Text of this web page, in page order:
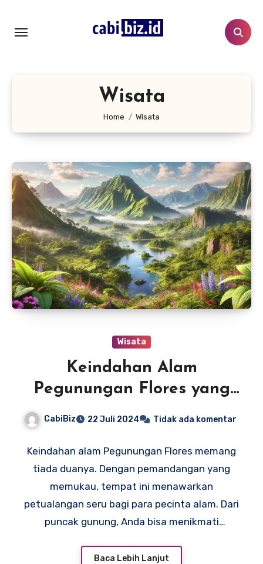
konten
Wisata
Home Wisata
Wisata
Keindahan Alam
Pegunungan Flores yang
CabiBiz 22 Juli 2024 Tidak ada komentar
Keindahan alam Pegunungan Flores memang
tiada duanya. Dengan pemandangan yang
memukau, tempat ini menawarkan
petualangan seru bagi para pecinta alam. Dari
puncak gunung, Anda bisa menikmati
yang menyejukkan. Ayo, siapkan ransel dan
Baca Lebih Lanjut